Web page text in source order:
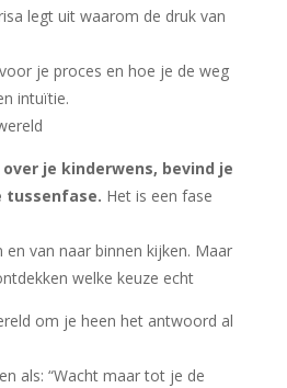
legt uit waarom de druk van
je proces en hoe je de weg
intuïtie.
je kinderwens, bevind je
tussenfase. Het is een fase
en van naar binnen kijken. Maar
welke keuze echt
om je heen het antwoord al
als: “Wacht maar tot je de